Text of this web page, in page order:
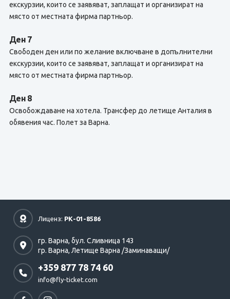
екскурзии, които се заявяват, заплащат и организират на
място от местната фирма партньор.
Ден 7
Свободен ден или по желание включване в допълнителни
екскурзии, които се заявяват, заплащат и организират на
място от местната фирма партньор.
Ден 8
Освобождаване на хотела. Трансфер до летище Анталия в
обявения час. Полет за Варна.
Лиценз: РК-01-8586
гр. Варна, бул. Сливница 143
гр. Варна, Летище Варна /Заминаващи/
+359 877 78 74 60
info@fly-ticket.com